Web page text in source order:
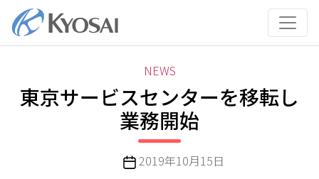
テ
カ
テ
ゴ
リ
ー
NEWS
東京サービスセンターを移転し
業務開始
投 2019年10月15日